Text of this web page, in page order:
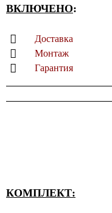
ВКЛЮЧЕНО:
Доставка
Монтаж
Гарантия
КОМПЛЕКТ: